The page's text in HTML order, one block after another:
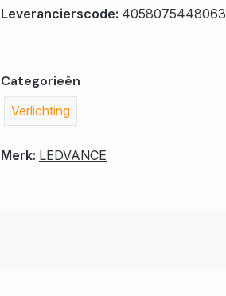
Leverancierscode: 4058075448063
Categorieën
Verlichting
Merk: LEDVANCE